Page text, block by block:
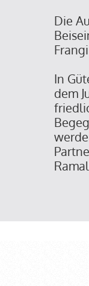
Die
In
dem